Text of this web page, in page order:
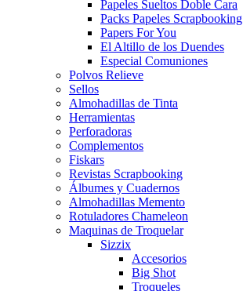
Papeles Sueltos Doble Cara
Packs Papeles Scrapbooking
Papers For You
El Altillo de los Duendes
Especial Comuniones
Polvos Relieve
Sellos
Almohadillas de Tinta
Herramientas
Perforadoras
Complementos
Fiskars
Revistas Scrapbooking
Álbumes y Cuadernos
Almohadillas Memento
Rotuladores Chameleon
Maquinas de Troquelar
Sizzix
Accesorios
Big Shot
Troqueles